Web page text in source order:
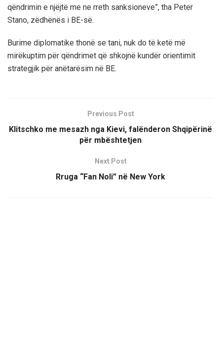
qëndrimin e njëjtë me ne rreth sanksioneve”, tha Peter
Stano, zëdhënës i BE-së.
Burime diplomatike thonë se tani, nuk do të ketë më
mirëkuptim për qëndrimet që shkojnë kundër orientimit
strategjik për anëtarësim në BE.
Previous Post
Klitschko me mesazh nga Kievi, falënderon Shqipërinë
për mbështetjen
Next Post
Rruga “Fan Noli” në New York